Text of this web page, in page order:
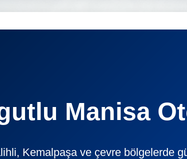
Manisa
Kemalpaşa ve çevre bölgelerde